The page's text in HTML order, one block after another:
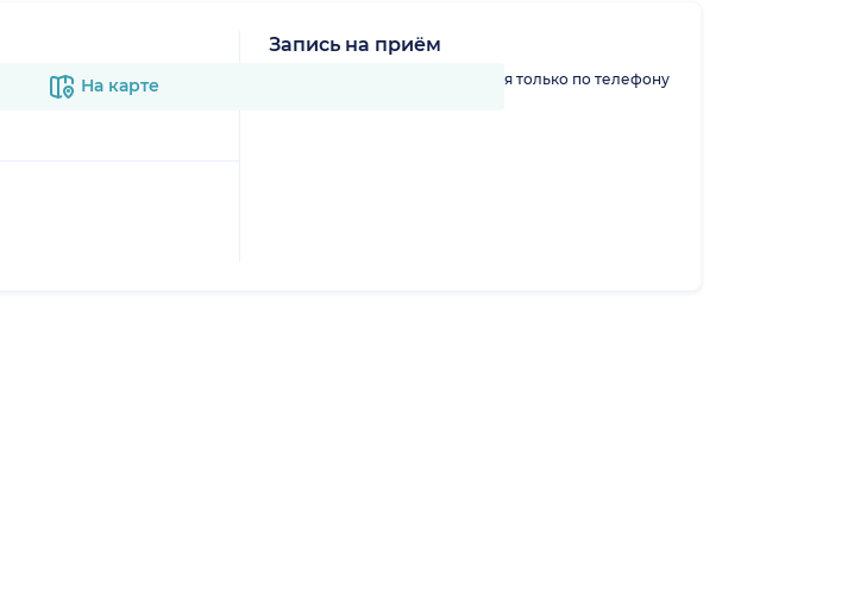
На карте
Запись на приём
В клинику можно записаться только по телефону